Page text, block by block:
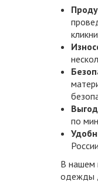
по
В нашем
одежды